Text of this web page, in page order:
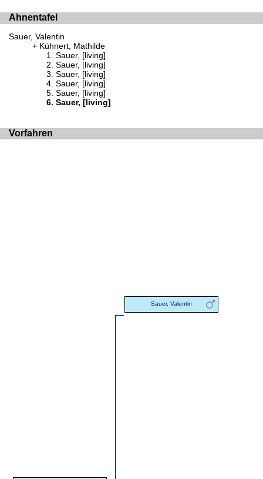
Ahnentafel
Sauer, Valentin
Kühnert, Mathilde
Sauer, [living]
Sauer, [living]
Sauer, [living]
Sauer, [living]
Sauer, [living]
Sauer, [living]
Vorfahren
Sauer, Valentin